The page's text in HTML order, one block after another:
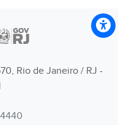
Rio de Janeiro / RJ -